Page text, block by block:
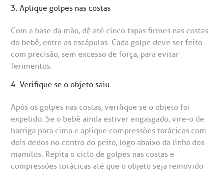
CEP: 01438-000 | Jardim Paulista
3. Aplique golpes nas costas
Com a base da mão, dê até cinco tapas firmes nas costas
do bebê, entre as escápulas. Cada golpe deve ser feito
com precisão, sem excesso de força, para evitar
ferimentos.
4. Verifique se o objeto saiu
Após os golpes nas costas, verifique se o objeto foi
expelido. Se o bebê ainda estiver engasgado, vire-o de
barriga para cima e aplique compressões torácicas com
dois dedos no centro do peito, logo abaixo da linha dos
mamilos. Repita o ciclo de golpes nas costas e
compressões torácicas até que o objeto seja removido